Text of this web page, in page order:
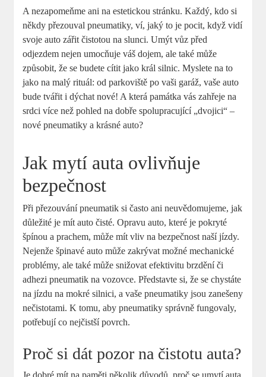
A nezapomeňme ani na estetickou stránku. Každý, kdo si
někdy přezouval pneumatiky, ví, jaký to je pocit, když vidí
svoje auto zářit čistotou na slunci. Umýt vůz před
odjezdem nejen umocňuje váš dojem, ale také může
způsobit, že se budete cítit jako král silnic. Myslete na to
jako na malý rituál: od parkoviště po vaši garáž, vaše auto
bude tvářit i dýchat nové! A která památka vás zahřeje na
srdci více než pohled na dobře spolupracující „dvojici“ –
nové pneumatiky a krásné auto?
Jak mytí auta ovlivňuje
bezpečnost
Při přezouvání pneumatik si často ani neuvědomujeme, jak
důležité je mít auto čisté. Opravu auto, které je pokryté
špínou a prachem, může mít vliv na bezpečnost naší jízdy.
Nejenže špinavé auto může zakrývat možné mechanické
problémy, ale také může snižovat efektivitu brzdění či
adhezi pneumatik na vozovce. Představte si, že se chystáte
na jízdu na mokré silnici, a vaše pneumatiky jsou zanešeny
nečistotami. K tomu, aby pneumatiky správně fungovaly,
potřebují co nejčistší povrch.
Proč si dát pozor na čistotu auta?